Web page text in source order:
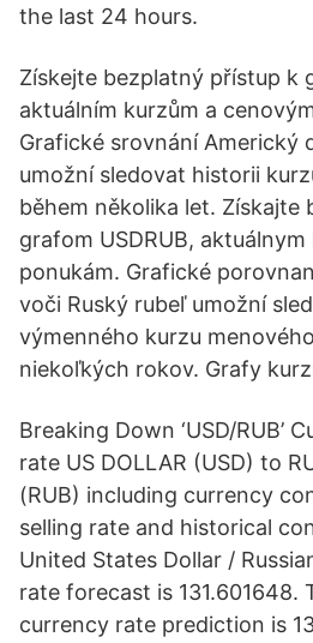
the last 24 hours.
Získejte bezplatný přístup k
aktuálním kurzům a
Grafické srovnání Americký
umožní sledovat historii
během několika let. Získajte
grafom USDRUB,
ponukám. Grafické
voči Ruský rubeľ umožní
výmenného kurzu
niekoľkých rokov. Grafy
Breaking Down ‘USD/RUB’
rate US DOLLAR (USD) to
(RUB) including currency
selling rate and historical
United States Dollar /
rate forecast is 131.601648.
currency rate prediction is